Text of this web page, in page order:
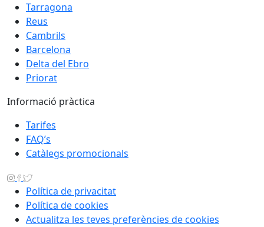
Tarragona
Reus
Cambrils
Barcelona
Delta del Ebro
Priorat
Informació pràctica
Tarifes
FAQ’s
Catàlegs promocionals
Política de privacitat
Política de cookies
Actualitza les teves preferències de cookies